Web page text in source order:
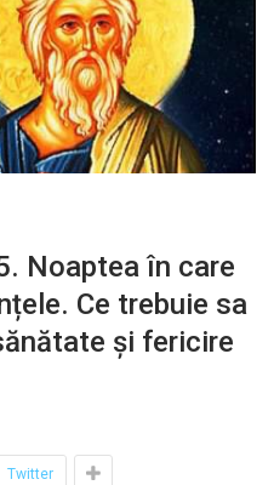
Noaptea în care
Ce trebuie sa
și fericire
Twitter